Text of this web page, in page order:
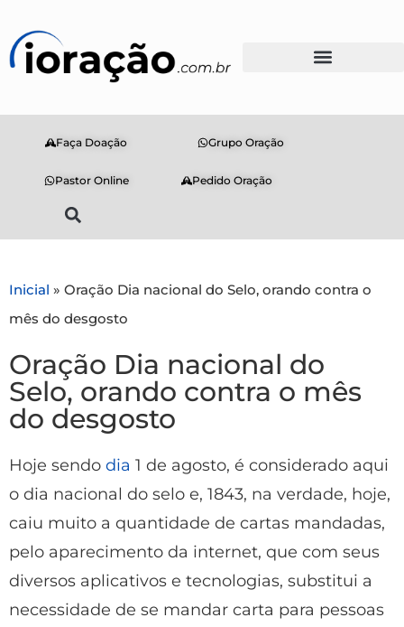
Faça Doação Grupo Oração
Pastor Online Pedido Oração
Inicial » Oração Dia nacional do Selo, orando contra o
mês do desgosto
Oração Dia nacional do
Selo, orando contra o mês
do desgosto
Hoje sendo dia 1 de agosto, é considerado aqui
o dia nacional do selo e, 1843, na verdade, hoje,
caiu muito a quantidade de cartas mandadas,
pelo aparecimento da internet, que com seus
diversos aplicativos e tecnologias, substitui a
necessidade de se mandar carta para pessoas